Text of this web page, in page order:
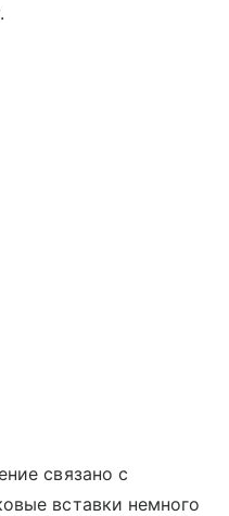
связано с
вставки немного